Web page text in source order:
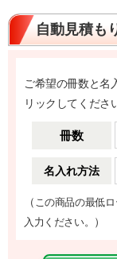
自動見積も
ご希望の冊数と名
リックしてくださ
冊数
名入れ方法
（ この商品の最低
入力ください。
）